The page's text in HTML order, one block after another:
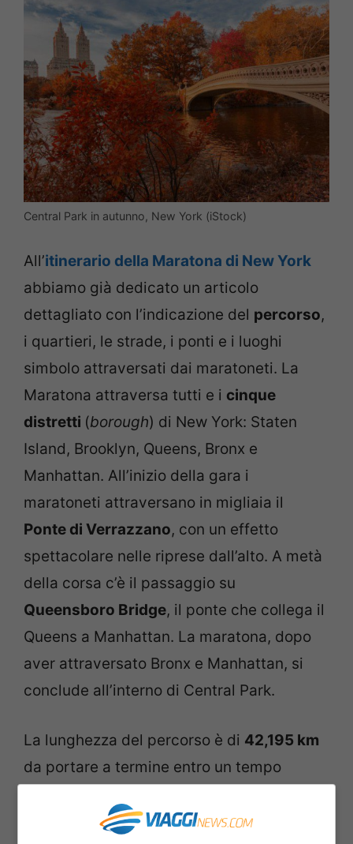
Central Park in autunno, New York (iStock)
All’itinerario della Maratona di New York
abbiamo già dedicato un articolo
dettagliato con l’indicazione del percorso,
i quartieri, le strade, i ponti e i luoghi
simbolo attraversati dai maratoneti. La
Maratona attraversa tutti e i cinque
distretti (borough) di New York: Staten
Island, Brooklyn, Queens, Bronx e
Manhattan. All’inizio della gara i
maratoneti attraversano in migliaia il
Ponte di Verrazzano, con un effetto
spettacolare nelle riprese dall’alto. A metà
della corsa c’è il passaggio su
Queensboro Bridge, il ponte che collega il
Queens a Manhattan. La maratona, dopo
aver attraversato Bronx e Manhattan, si
conclude all’interno di Central Park.
La lunghezza del percorso è di 42,195 km
da portare a termine entro un tempo
corridori professionisti e amatoriali, infatti,